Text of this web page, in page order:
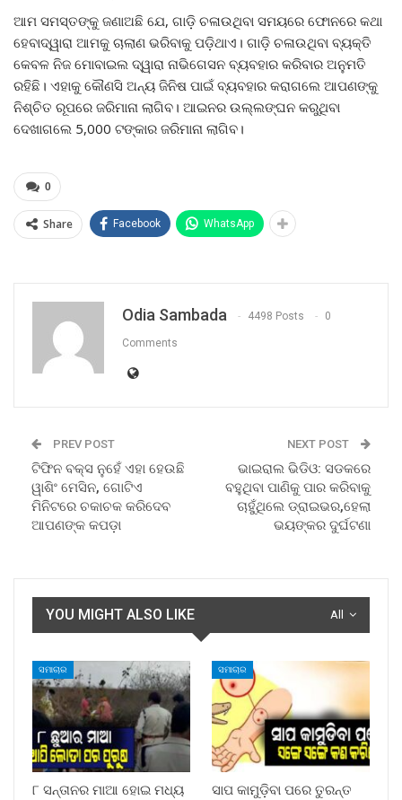
ଆମ ସମସ୍ତଙ୍କୁ ଜଣାଅଛି ଯେ, ଗାଡ଼ି ଚଳାଉଥିବା ସମୟରେ ଫୋନରେ କଥା
ହେବାଦ୍ୱାରା ଆମକୁ ଚାଲାଣ ଭରିବାକୁ ପଡ଼ିଥାଏ। ଗାଡ଼ି ଚଳାଉଥିବା ବ୍ୟକ୍ତି
କେବଳ ନିଜ ମୋବାଇଲ ଦ୍ୱାରା ନାଭିଗେସନ ବ୍ୟବହାର କରିବାର ଅନୁମତି
ରହିଛି। ଏହାକୁ କୌଣସି ଅନ୍ୟ ଜିନିଷ ପାଇଁ ବ୍ୟବହାର କରାଗଲେ ଆପଣଙ୍କୁ
ନିଶ୍ଚିତ ରୂପରେ ଜରିମାନା ଲାଗିବ। ଆଇନର ଉଲ୍ଲଙ୍ଘନ କରୁଥିବା
ଦେଖାଗଲେ 5,000 ଟଙ୍କାର ଜରିମାନା ଲାଗିବ।
0
Share Facebook WhatsApp
Odia Sambada 4498 Posts 0
Comments
PREV POST
ଟିଫିନ ବକ୍ସ ନୁହେଁ ଏହା ହେଉଛି
ୱାଶିଂ ମେସିନ, ଗୋଟିଏ
ମିନିଟରେ ଚକାଚକ କରିଦେବ
ଆପଣଙ୍କ କପଡ଼ା
NEXT POST
ଭାଇରାଲ ଭିଡିଓ: ସଡକରେ
ବହୁଥିବା ପାଣିକୁ ପାର କରିବାକୁ
ଚାହୁଁଥିଲେ ଡ୍ରାଇଭର,ହେଲା
ଭୟଙ୍କର ଦୁର୍ଘଟଣା
All
YOU MIGHT ALSO LIKE
ସମାଚାର
୮ ସନ୍ତାନର ମାଆ ହୋଇ ମଧ୍ୟ
ସମାଚାର
ସାପ କାମୁଡ଼ିବା ପରେ ତୁରନ୍ତ